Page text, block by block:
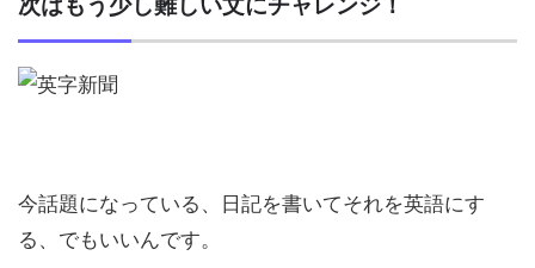
今話題になっている、日記を書いてそれを英語にす
る、でもいいんです。